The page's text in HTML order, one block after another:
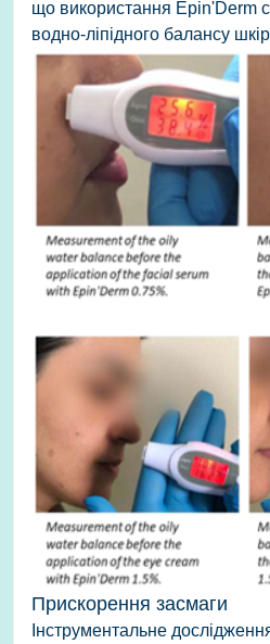
що використання Epin'Derm
водно-ліпідного балансу
Прискорення засмаги
Інструментальне